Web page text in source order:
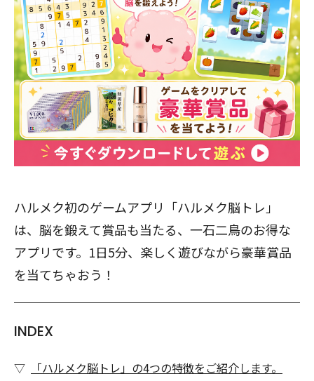
ハルメク初のゲームアプリ「ハルメク脳トレ」
は、脳を鍛えて賞品も当たる、一石二鳥のお得な
アプリです。1日5分、楽しく遊びながら豪華賞品
を当てちゃおう！
INDEX
「ハルメク脳トレ」の4つの特徴をご紹介します。